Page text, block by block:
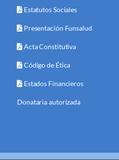
Estatutos Sociales
Presentación Funsalud
Acta Constitutiva
Código de Ética
Estados Financieros
Donataria autorizada